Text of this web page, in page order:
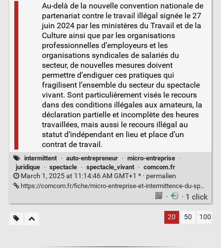
Au-delà de la nouvelle convention nationale de
partenariat contre le travail illégal signée le 27
juin 2024 par les ministères du Travail et de la
Culture ainsi que par les organisations
professionnelles d’employeurs et les
organisations syndicales de salariés du
secteur, de nouvelles mesures doivent
permettre d’endiguer ces pratiques qui
fragilisent l’ensemble du secteur du spectacle
vivant. Sont particulièrement visés le recours
dans des conditions illégales aux amateurs, la
déclaration partielle et incomplète des heures
travaillées, mais aussi le recours illégal au
statut d’indépendant en lieu et place d’un
contrat de travail.
intermittent · auto-entrepreneur · micro-entreprise ·
juridique
· spectacle · spectacle_vivant · comcom.fr
March 1, 2025 at 11:14:46 AM GMT+1 * · permalien
https://comcom.fr/fiche/micro-entreprise-et-intermittence-du-spectacle-est-ce-compatible-ou-cumulable/
· · 1 click
20 50 100